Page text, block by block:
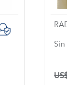
Sin